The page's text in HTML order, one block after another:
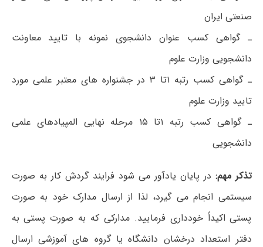
صنعتی ایران
ـ گواهی کسب عنوان دانشجوی نمونه با تایید معاونت
دانشجویی وزارت علوم
ـ گواهی کسب رتبه ۱تا ۳ در جشنواره های معتبر علمی مورد
تایید وزارت علوم
ـ گواهی کسب رتبه ۱تا ۱۵ مرحله نهایی المپیادهای علمی
دانشجویی
تذکر مهم: در پایان یادآور می شود فرایند گردش کار به صورت
سیستمی انجام می گیرد، لذا از ارسال مدارک خود به صورت
پستی اکیداً خودداری فرمایید. مدارکی که به صورت پستی به
دفتر استعداد درخشان دانشگاه یا گروه های آموزشی ارسال